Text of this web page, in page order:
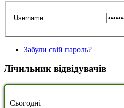
Забули свій пароль?
Лічильник відвідувачів
Сьогодні